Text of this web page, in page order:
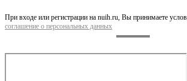
При входе или регистрации на nuih.ru, Вы принимаете
соглашение о персональных данных